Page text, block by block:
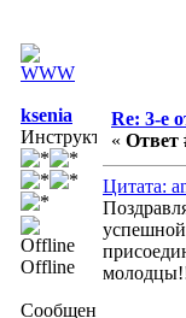
ksenia
Инструктор
Offline
Сообщений:
Re: 3-е
« Ответ
Цитата: